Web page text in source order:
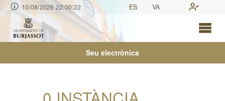
10/08/2026 22:00:22 ES VA
Seu electrònica